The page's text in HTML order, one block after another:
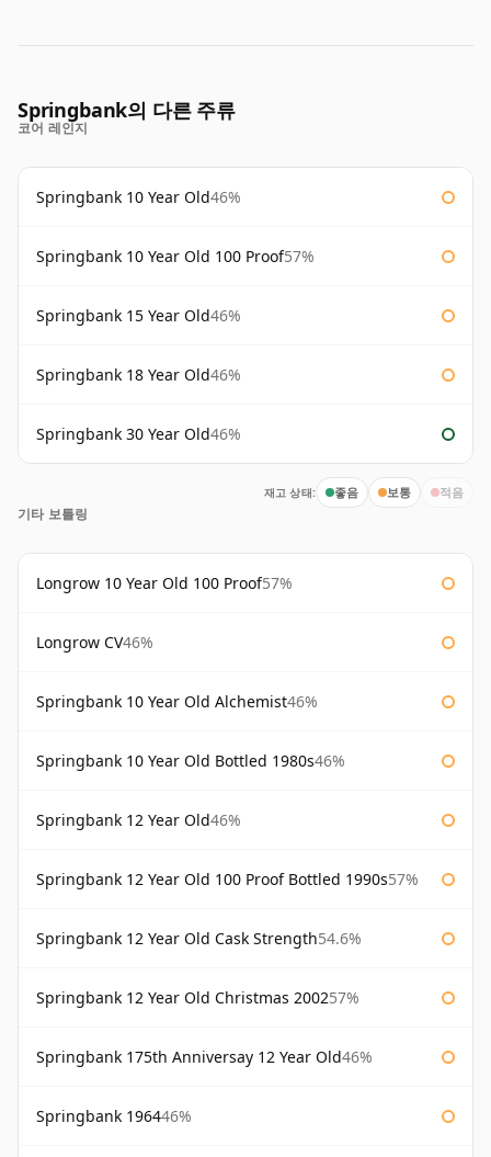
Springbank의 다른 주류
코어 레인지
Springbank 10 Year Old46%
Springbank 10 Year Old 100 Proof57%
Springbank 15 Year Old46%
Springbank 18 Year Old46%
Springbank 30 Year Old46%
재고 상태: 좋음 보통 적음
기타 보틀링
Longrow 10 Year Old 100 Proof57%
Longrow CV46%
Springbank 10 Year Old Alchemist46%
Springbank 10 Year Old Bottled 1980s46%
Springbank 12 Year Old46%
Springbank 12 Year Old 100 Proof Bottled 1990s57%
Springbank 12 Year Old Cask Strength54.6%
Springbank 12 Year Old Christmas 200257%
Springbank 175th Anniversay 12 Year Old46%
Springbank 196446%